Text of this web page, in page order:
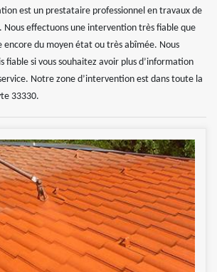
est un prestataire professionnel en travaux de
effectuons une intervention très fiable que
du moyen état ou très abîmée. Nous
fiable si vous souhaitez avoir plus d’information
Notre zone d’intervention est dans toute la
33330.